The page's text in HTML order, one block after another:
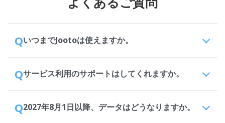
QいつまでJootoは使えますか。
Qサービス利用のサポートはしてくれますか。
Q2027年8月1日以降、データはどうなりますか。